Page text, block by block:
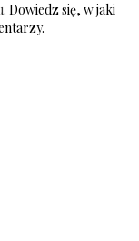
Dowiedz się, w jaki